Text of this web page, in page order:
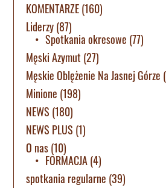
KOMENTARZE(160)
Liderzy(87)
Spotkania okresowe (77)
Męski Azymut (27)
Męskie Oblężenie Na Jasnej Górze
Minione (198)
NEWS (180)
NEWS PLUS (1)
O nas(10)
FORMACJA(4)
spotkania regularne (39)